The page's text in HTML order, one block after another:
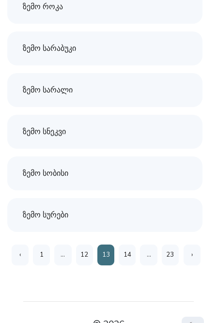
ზემო როკა
ზემო სარაბუკი
ზემო სარალი
ზემო სნეკვი
ზემო სობისი
ზემო სურები
‹ 1 ... 12 13 14 ... 23 ›